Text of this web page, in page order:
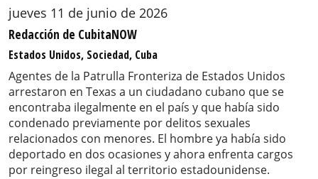
jueves 11 de junio de 2026
Redacción de CubitaNOW
Estados Unidos, Sociedad, Cuba
Agentes de la Patrulla Fronteriza de Estados Unidos
arrestaron en Texas a un ciudadano cubano que se
encontraba ilegalmente en el país y que había sido
condenado previamente por delitos sexuales
relacionados con menores. El hombre ya había sido
deportado en dos ocasiones y ahora enfrenta cargos
por reingreso ilegal al territorio estadounidense.